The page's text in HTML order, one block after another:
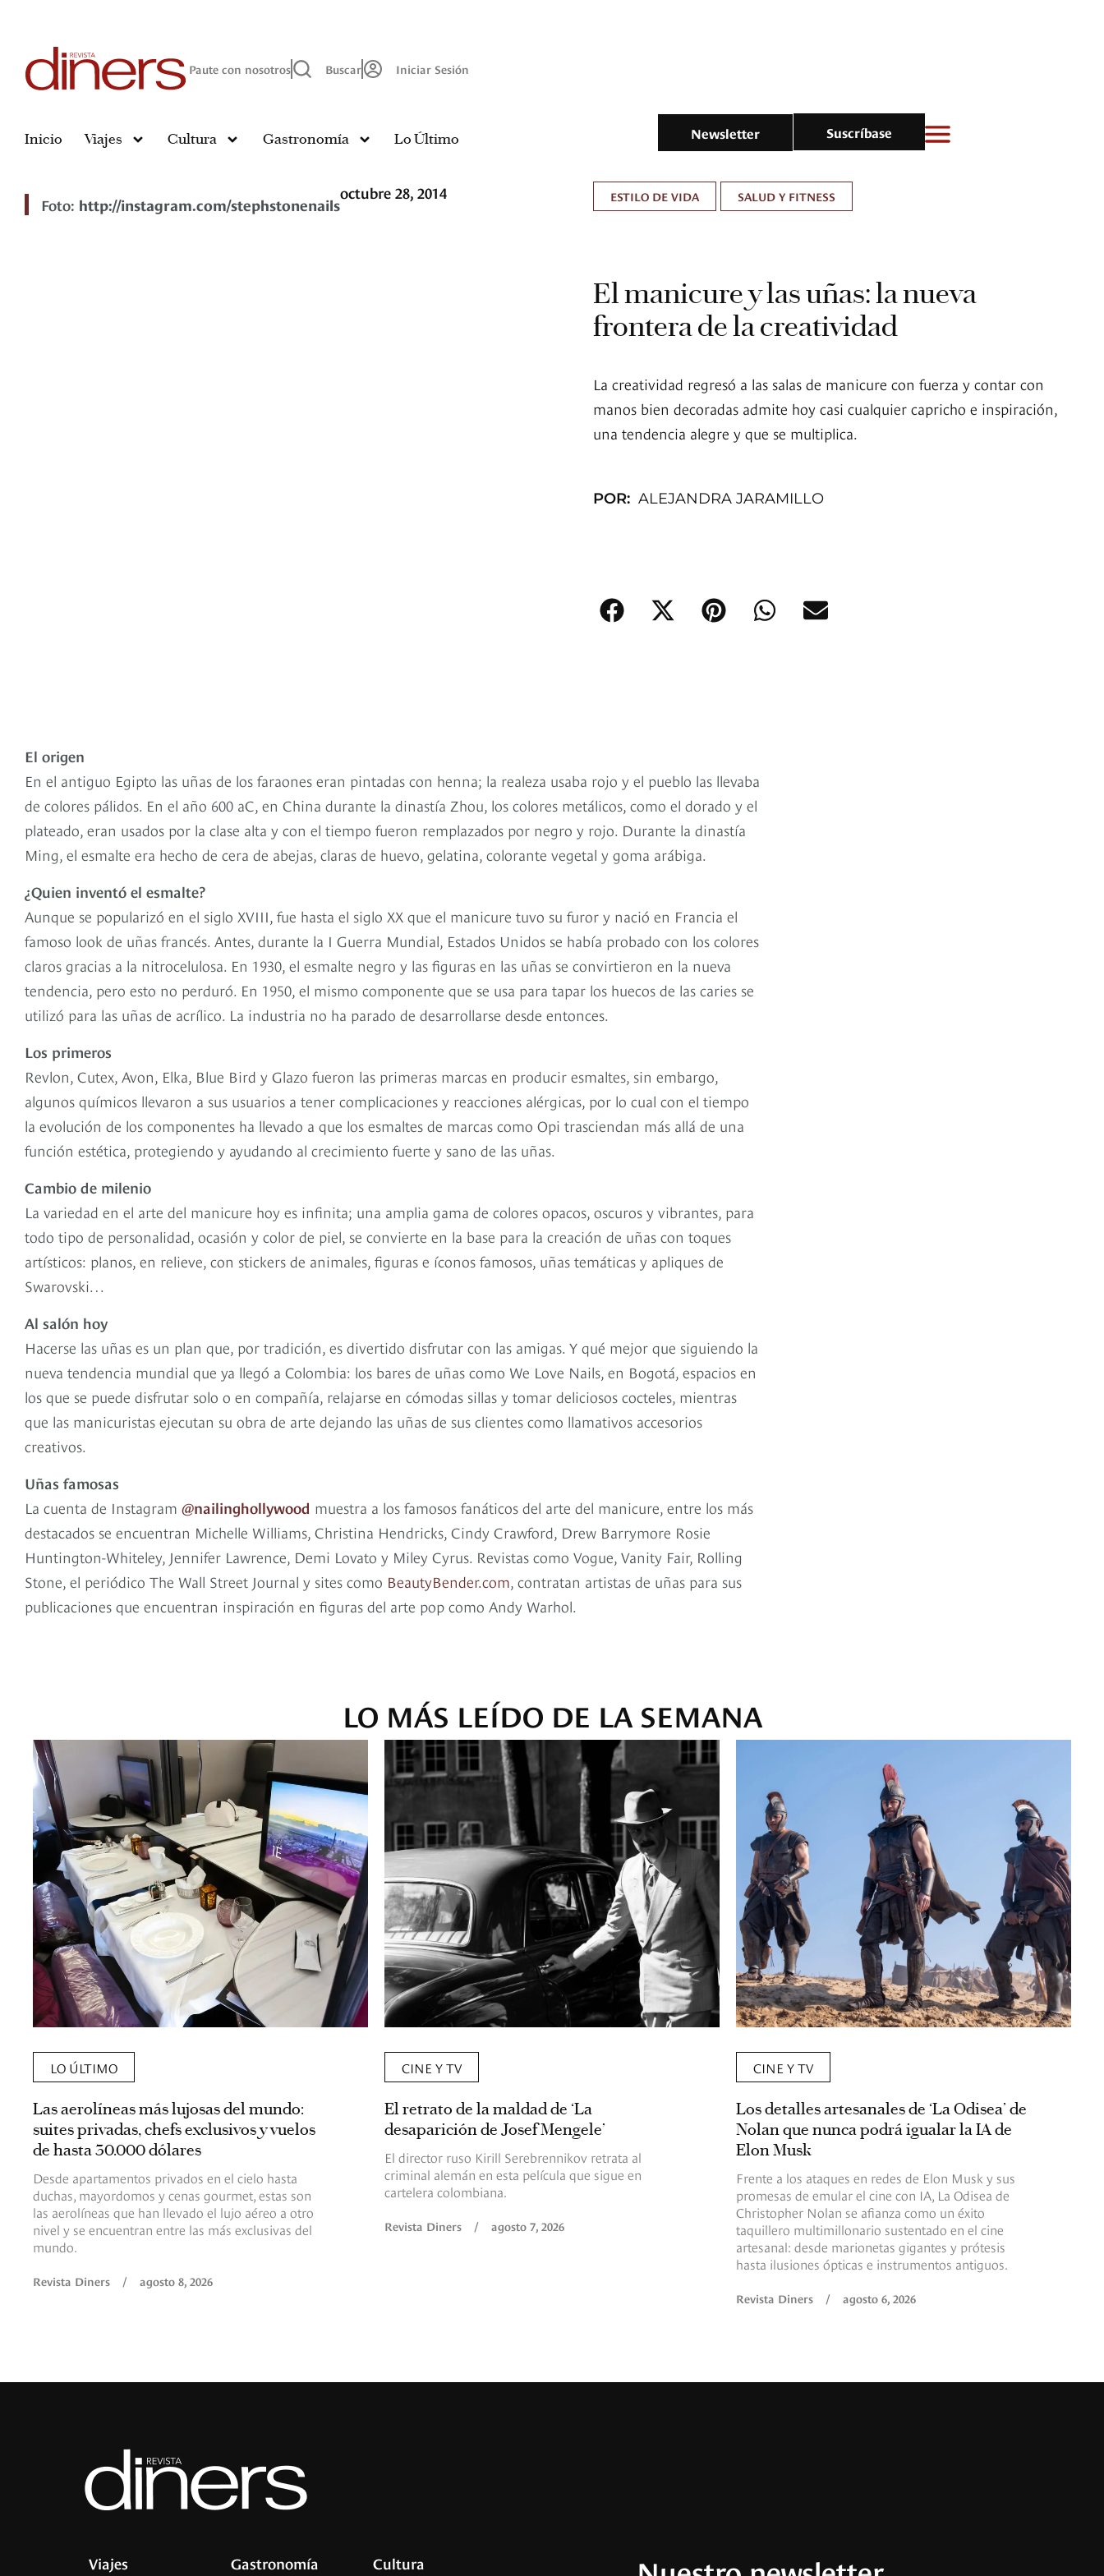
Paute con nosotros Buscar Iniciar Sesión
Inicio Viajes Cultura Gastronomía Lo Último Newsletter Suscríbase
Foto: http://instagram.com/stephstonenails
octubre 28, 2014 ESTILO DE VIDA SALUD Y FITNESS
El manicure y las uñas: la nueva
frontera de la creatividad
La creatividad regresó a las salas de manicure con fuerza y contar con
manos bien decoradas admite hoy casi cualquier capricho e inspiración,
una tendencia alegre y que se multiplica.
POR: ALEJANDRA JARAMILLO
El origen
En el antiguo Egipto las uñas de los faraones eran pintadas con henna; la realeza usaba rojo y el pueblo las llevaba
de colores pálidos. En el año 600 aC, en China durante la dinastía Zhou, los colores metálicos, como el dorado y el
plateado, eran usados por la clase alta y con el tiempo fueron remplazados por negro y rojo. Durante la dinastía
Ming, el esmalte era hecho de cera de abejas, claras de huevo, gelatina, colorante vegetal y goma arábiga.
¿Quien inventó el esmalte?
Aunque se popularizó en el siglo XVIII, fue hasta el siglo XX que el manicure tuvo su furor y nació en Francia el
famoso look de uñas francés. Antes, durante la I Guerra Mundial, Estados Unidos se había probado con los colores
claros gracias a la nitrocelulosa. En 1930, el esmalte negro y las figuras en las uñas se convirtieron en la nueva
tendencia, pero esto no perduró. En 1950, el mismo componente que se usa para tapar los huecos de las caries se
utilizó para las uñas de acrílico. La industria no ha parado de desarrollarse desde entonces.
Los primeros
Revlon, Cutex, Avon, Elka, Blue Bird y Glazo fueron las primeras marcas en producir esmaltes, sin embargo,
algunos químicos llevaron a sus usuarios a tener complicaciones y reacciones alérgicas, por lo cual con el tiempo
la evolución de los componentes ha llevado a que los esmaltes de marcas como Opi trasciendan más allá de una
función estética, protegiendo y ayudando al crecimiento fuerte y sano de las uñas.
Cambio de milenio
La variedad en el arte del manicure hoy es infinita; una amplia gama de colores opacos, oscuros y vibrantes, para
todo tipo de personalidad, ocasión y color de piel, se convierte en la base para la creación de uñas con toques
artísticos: planos, en relieve, con stickers de animales, figuras e íconos famosos, uñas temáticas y apliques de
Swarovski…
Al salón hoy
Hacerse las uñas es un plan que, por tradición, es divertido disfrutar con las amigas. Y qué mejor que siguiendo la
nueva tendencia mundial que ya llegó a Colombia: los bares de uñas como We Love Nails, en Bogotá, espacios en
los que se puede disfrutar solo o en compañía, relajarse en cómodas sillas y tomar deliciosos cocteles, mientras
que las manicuristas ejecutan su obra de arte dejando las uñas de sus clientes como llamativos accesorios
creativos.
Uñas famosas
La cuenta de Instagram @nailinghollywood muestra a los famosos fanáticos del arte del manicure, entre los más
destacados se encuentran Michelle Williams, Christina Hendricks, Cindy Crawford, Drew Barrymore Rosie
Huntington-Whiteley, Jennifer Lawrence, Demi Lovato y Miley Cyrus. Revistas como Vogue, Vanity Fair, Rolling
Stone, el periódico The Wall Street Journal y sites como BeautyBender.com, contratan artistas de uñas para sus
publicaciones que encuentran inspiración en figuras del arte pop como Andy Warhol.
LO MÁS LEÍDO DE LA SEMANA
LO ÚLTIMO
Las aerolíneas más lujosas del mundo:
suites privadas, chefs exclusivos y vuelos
de hasta 30.000 dólares
Desde apartamentos privados en el cielo hasta
duchas, mayordomos y cenas gourmet, estas son
las aerolíneas que han llevado el lujo aéreo a otro
nivel y se encuentran entre las más exclusivas del
mundo.
Revista Diners / agosto 8, 2026
CINE Y TV
El retrato de la maldad de ‘La
desaparición de Josef Mengele’
El director ruso Kirill Serebrennikov retrata al
criminal alemán en esta película que sigue en
cartelera colombiana.
Revista Diners / agosto 7, 2026
CINE Y TV
Los detalles artesanales de ‘La Odisea’ de
Nolan que nunca podrá igualar la IA de
Elon Musk
Frente a los ataques en redes de Elon Musk y sus
promesas de emular el cine con IA, La Odisea de
Christopher Nolan se afianza como un éxito
taquillero multimillonario sustentado en el cine
artesanal: desde marionetas gigantes y prótesis
hasta ilusiones ópticas e instrumentos antiguos.
Revista Diners / agosto 6, 2026
Viajes Gastronomía Cultura